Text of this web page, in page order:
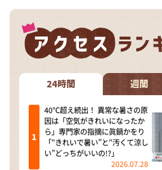
24時間 週間
40℃超え続出！ 異常な暑さの原
因は「空気がきれいになったか
ら」専門家の指摘に眞鍋かをり
「“きれいで暑い”と“汚くて涼し
い”どっちがいいの!?」
2026.07.28